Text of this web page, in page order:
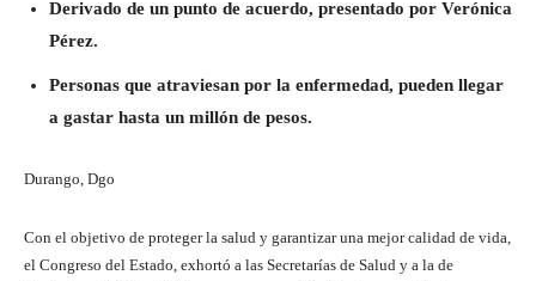
Derivado de un punto de acuerdo, presentado por Verónica
Pérez.
Personas que atraviesan por la enfermedad, pueden llegar
a gastar hasta un millón de pesos.
Durango, Dgo
Con el objetivo de proteger la salud y garantizar una mejor calidad de vida,
el Congreso del Estado, exhortó a las Secretarías de Salud y a la de